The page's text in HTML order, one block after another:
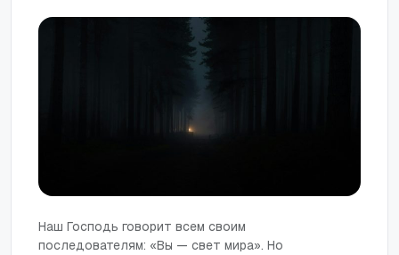
Наш Господь говорит всем своим
последователям: «Вы — свет мира». Но